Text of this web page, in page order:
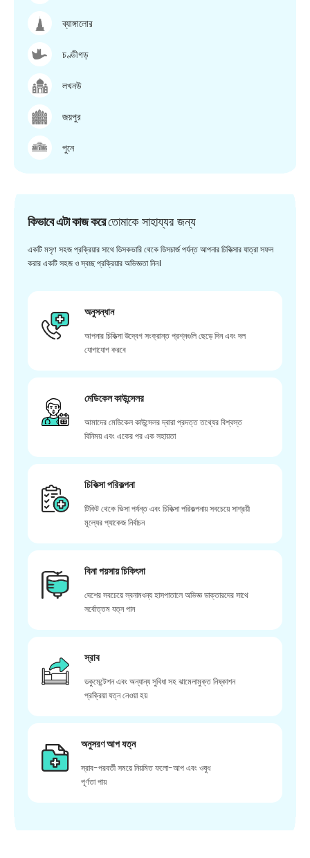
ব্যাঙ্গালোর
চণ্ডীগড়
লখনউ
জয়পুর
পুনে
কিভাবে এটা কাজ করেতোমাকে সাহায্যর জন্য
একটি মসৃণ সহজ প্রক্রিয়ার সাথে ডিসকভারি থেকে ডিসচার্জ পর্যন্ত আপনার চিকিত্সার যাত্রা সফল
করার একটি সহজ ও স্বচ্ছ প্রক্রিয়ার অভিজ্ঞতা নিন।
অনুসন্ধান
আপনার চিকিত্সা উদ্বেগ সংক্রান্ত প্রশ্নগুলি ছেড়ে দিন এবং দল
যোগাযোগ করবে
মেডিকেল কাউন্সেলর
আমাদের মেডিকেল কাউন্সেলর দ্বারা প্রদত্ত তথ্যের বিশ্বস্ত
বিনিময় এবং একের পর এক সহায়তা
চিকিত্সা পরিকল্পনা
টিকিট থেকে ভিসা পর্যন্ত এবং চিকিত্সা পরিকল্পনায় সবচেয়ে সাশ্রয়ী
মূল্যের প্যাকেজ নির্বাচন
বিনা পয়সায় চিকিৎসা
দেশের সবচেয়ে স্বনামধন্য হাসপাতালে অভিজ্ঞ ডাক্তারদের সাথে
সর্বোত্তম যত্ন পান
স্রাব
ডকুমেন্টেশন এবং অন্যান্য সুবিধা সহ ঝামেলামুক্ত নিষ্কাশন
প্রক্রিয়া যত্ন নেওয়া হয়
অনুসরণ আপ যত্ন
স্রাব-পরবর্তী সময়ে নিয়মিত ফলো-আপ এবং ওষুধ
পূর্ণতা পায়